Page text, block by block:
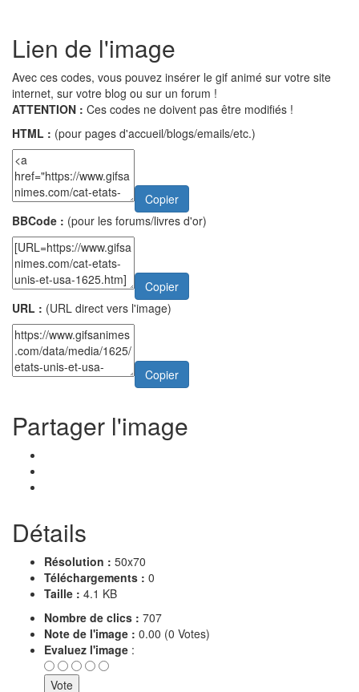
Lien de l'image
Avec ces codes, vous pouvez insérer le gif animé sur votre site
internet, sur votre blog ou sur un forum !
ATTENTION : Ces codes ne doivent pas être modifiés !
HTML : (pour pages d'accueil/blogs/emails/etc.)
Copier
BBCode : (pour les forums/livres d'or)
Copier
URL : (URL direct vers l'image)
Copier
Partager l'image
Détails
Résolution : 50x70
Téléchargements : 0
Taille : 4.1 KB
Nombre de clics : 707
Note de l'image : 0.00 (0 Votes)
Evaluez l'image :